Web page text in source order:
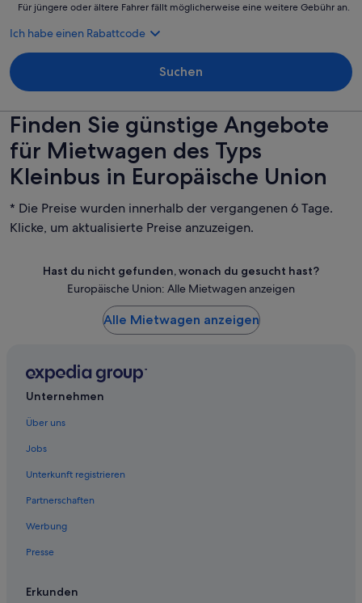
Für jüngere oder ältere Fahrer fällt möglicherweise eine weitere Gebühr an.
Ich habe einen Rabattcode
Suchen
Finden Sie günstige Angebote
für Mietwagen des Typs
Kleinbus in Europäische Union
* Die Preise wurden innerhalb der vergangenen 6 Tage.
Klicke, um aktualisierte Preise anzuzeigen.
Hast du nicht gefunden, wonach du gesucht hast?
Europäische Union: Alle Mietwagen anzeigen
Alle Mietwagen anzeigen
Unternehmen
Über uns
Jobs
Unterkunft registrieren
Partnerschaften
Werbung
Presse
Erkunden